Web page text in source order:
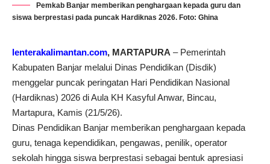
Pemkab Banjar memberikan penghargaan kepada guru dan
siswa berprestasi pada puncak Hardiknas 2026. Foto: Ghina
lenterakalimantan.com, MARTAPURA – Pemerintah
Kabupaten Banjar melalui Dinas Pendidikan (Disdik)
menggelar puncak peringatan Hari Pendidikan Nasional
(Hardiknas) 2026 di Aula KH Kasyful Anwar, Bincau,
Martapura, Kamis (21/5/26).
Dinas Pendidikan Banjar memberikan penghargaan kepada
guru, tenaga kependidikan, pengawas, penilik, operator
sekolah hingga siswa berprestasi sebagai bentuk apresiasi